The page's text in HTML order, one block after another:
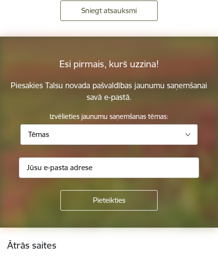
Sniegt atsauksmi
Esi pirmais, kurš uzzina!
Piesakies Talsu novada pašvaldības jaunumu saņemšanai
savā e-pastā.
Izvēlieties jaunumu saņemšanas tēmas:
Tēmas
Kājene
Ātrās saites